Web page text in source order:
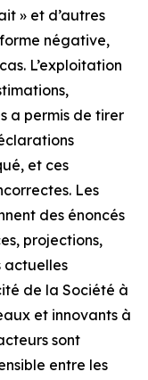
» et d’autres
négative,
L’exploitation
a permis de tirer
et ces
Les
des énoncés
projections,
actuelles
de la Société à
et innovants à
sont
entre les